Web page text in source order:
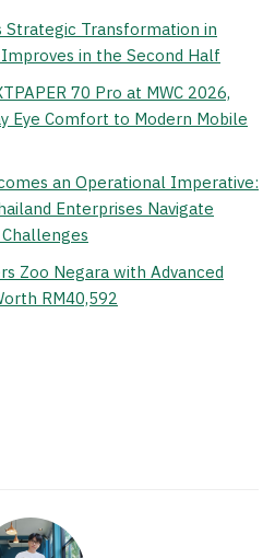
Strategic Transformation in
in the Second Half
70 Pro at MWC 2026,
Eye Comfort to Modern Mobile
an Operational Imperative:
Enterprises Navigate
Zoo Negara with Advanced
RM40,592